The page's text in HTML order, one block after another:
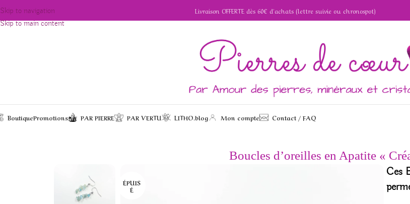
Skip to navigation
Skip to main content
Livraison OFFERTE dès 60€ d'achats (lettre suivie ou chronospot)
BoutiquePromotions PAR PIERRE PAR VERTU LITHO.blog Mon compte Contact / FAQ
Accueil/ Boucles d'oreilles / Boucles d’oreilles en Apatite « Créativité »
Boucles d’oreilles en Apatite «
ÉPUIS
É
Ces